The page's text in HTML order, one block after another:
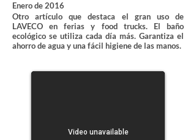
Enero de 2016
Otro artículo que destaca el gran uso de
LAVECO en ferias y food trucks. El baño
ecológico se utiliza cada día más. Garantiza el
ahorro de agua y una fácil higiene de las manos.